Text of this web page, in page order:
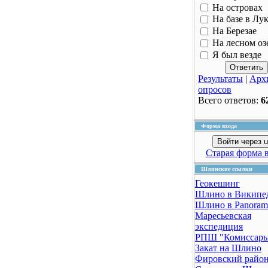
На островах
На базе в
На Березае
На лесном
Я был везде
Результаты |
опросов
Всего ответов:
Форма входа
Войти через
Старая форма
Шлинские ссылки
Геокешинг
Шлино в
Шлино в
Маресьевская
экспедиция
РПШ
Закат на Шлино
Фировский район